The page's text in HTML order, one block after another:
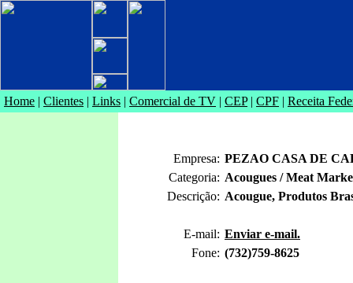
Home | Clientes | Links | Comercial de TV | CEP| CPF | Receita
Empresa: PEZAO CASA DE
Categoria: Acougues / Meat
Descrição: Acougue, Produtos
E-mail: Enviar e-mail.
Fone: (732)759-8625